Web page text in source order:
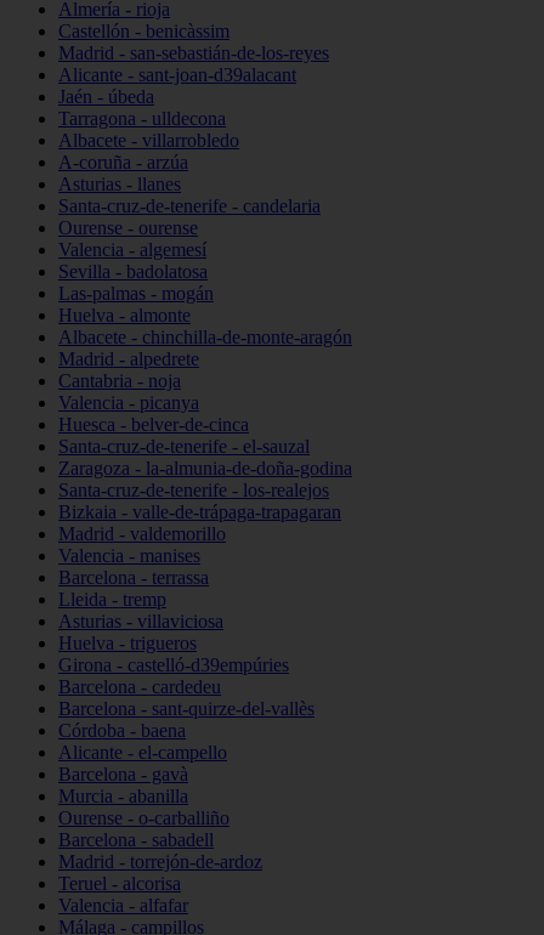
Almería - rioja
Castellón - benicàssim
Madrid - san-sebastián-de-los-reyes
Alicante - sant-joan-d39alacant
Jaén - úbeda
Tarragona - ulldecona
Albacete - villarrobledo
A-coruña - arzúa
Asturias - llanes
Santa-cruz-de-tenerife - candelaria
Ourense - ourense
Valencia - algemesí
Sevilla - badolatosa
Las-palmas - mogán
Huelva - almonte
Albacete - chinchilla-de-monte-aragón
Madrid - alpedrete
Cantabria - noja
Valencia - picanya
Huesca - belver-de-cinca
Santa-cruz-de-tenerife - el-sauzal
Zaragoza - la-almunia-de-doña-godina
Santa-cruz-de-tenerife - los-realejos
Bizkaia - valle-de-trápaga-trapagaran
Madrid - valdemorillo
Valencia - manises
Barcelona - terrassa
Lleida - tremp
Asturias - villaviciosa
Huelva - trigueros
Girona - castelló-d39empúries
Barcelona - cardedeu
Barcelona - sant-quirze-del-vallès
Córdoba - baena
Alicante - el-campello
Barcelona - gavà
Murcia - abanilla
Ourense - o-carballiño
Barcelona - sabadell
Madrid - torrejón-de-ardoz
Teruel - alcorisa
Valencia - alfafar
Málaga - campillos